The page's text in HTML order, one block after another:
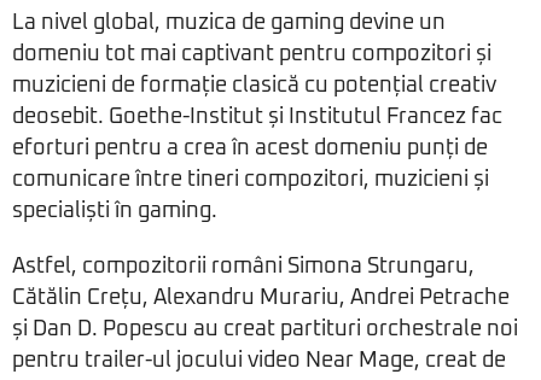
La nivel global, muzica de gaming devine un
domeniu tot mai captivant pentru compozitori și
muzicieni de formație clasică cu potențial creativ
deosebit. Goethe-Institut și Institutul Francez fac
eforturi pentru a crea în acest domeniu punți de
comunicare între tineri compozitori, muzicieni și
specialiști în gaming.
Astfel, compozitorii români Simona Strungaru,
Cătălin Crețu, Alexandru Murariu, Andrei Petrache
și Dan D. Popescu au creat partituri orchestrale noi
pentru trailer-ul jocului video Near Mage, creat de